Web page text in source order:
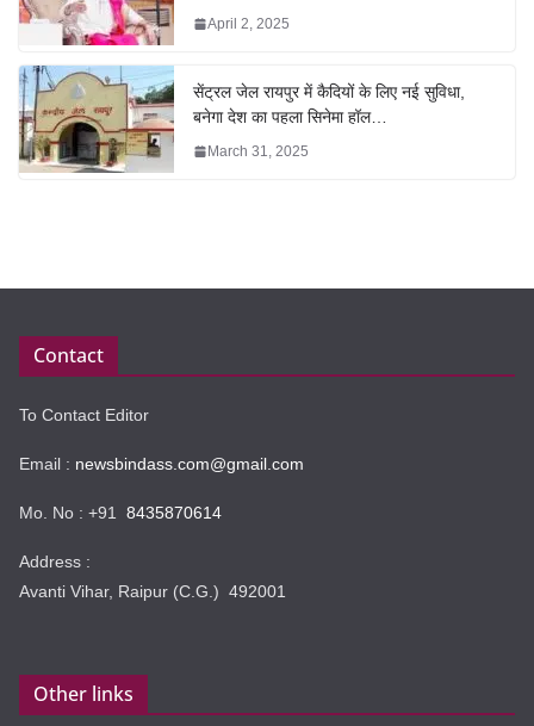
April 2, 2025
सेंट्रल जेल रायपुर में कैदियों के लिए नई सुविधा,
बनेगा देश का पहला सिनेमा हॉल…
March 31, 2025
Contact
To Contact Editor
Email : newsbindass.com@gmail.com
Mo. No : +91 8435870614
Address :
Avanti Vihar, Raipur (C.G.) 492001
Other links